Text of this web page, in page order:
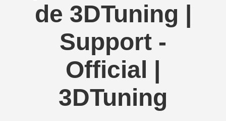
de 3DTuning |
Support -
Official |
3DTuning